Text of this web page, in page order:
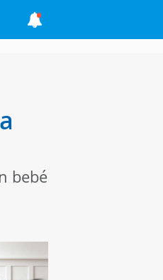
bebé